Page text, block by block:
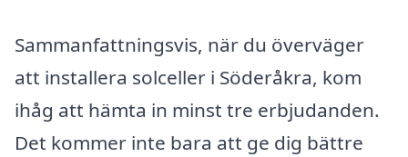
Sammanfattningsvis, när du överväger
att installera solceller i Söderåkra, kom
ihåg att hämta in minst tre erbjudanden.
Det kommer inte bara att ge dig bättre